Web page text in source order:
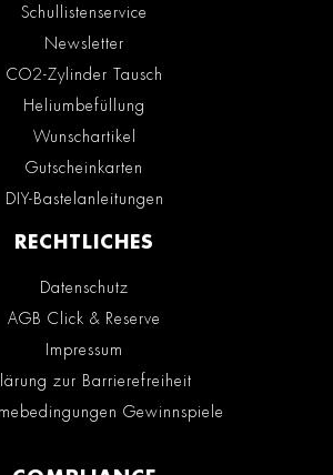
Schullistenservice
Newsletter
CO2-Zylinder Tausch
Heliumbefüllung
Wunschartikel
Gutscheinkarten
DIY-Bastelanleitungen
RECHTLICHES
Datenschutz
AGB Click & Reserve
Impressum
zur Barrierefreiheit
Gewinnspiele